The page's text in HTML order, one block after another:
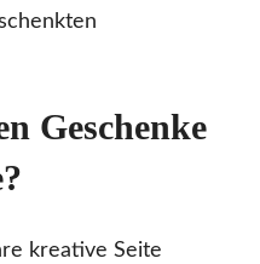
Geschenke
kreative Seite